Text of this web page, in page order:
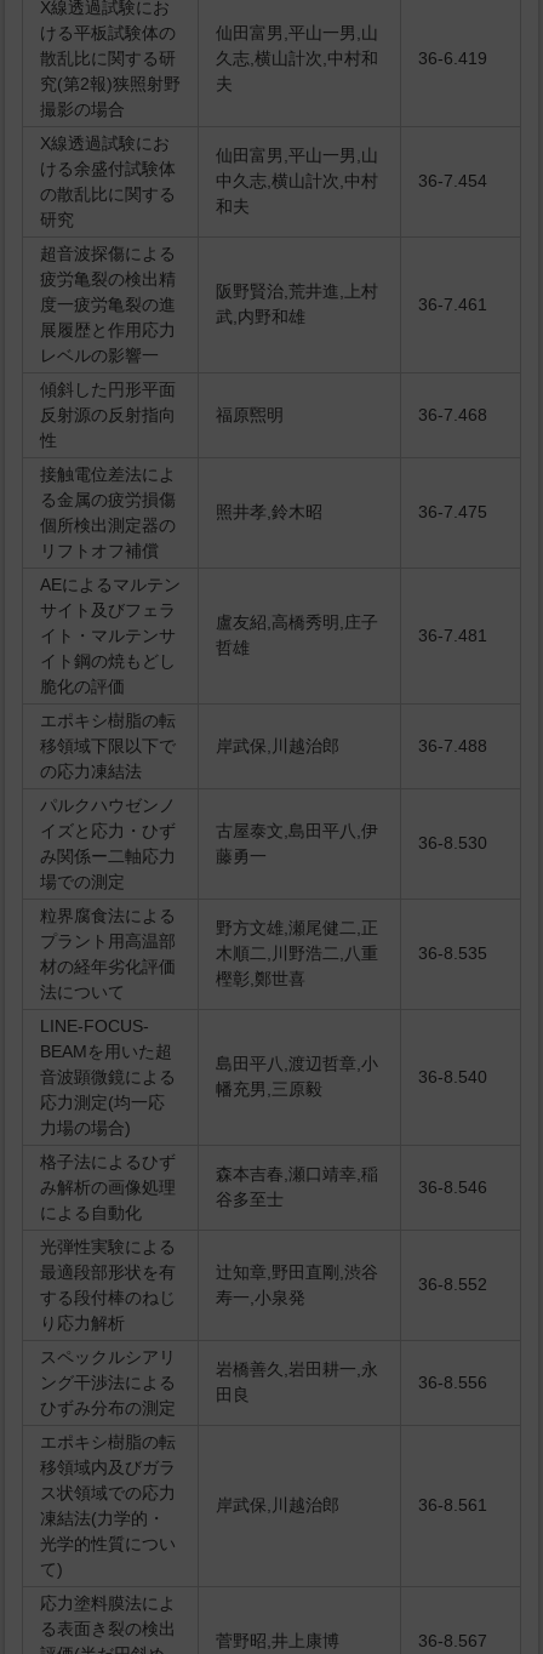
X線透過試験にお
ける平板試験体の
散乱比に関する研
究(第2報)狭照射野
撮影の場合
仙田富男,平山一男,山
久志,横山計次,中村和
夫
36-6.419
X線透過試験にお
ける余盛付試験体
の散乱比に関する
研究
仙田富男,平山一男,山
中久志,横山計次,中村
和夫
36-7.454
超音波探傷による
疲労亀裂の検出精
度一疲労亀裂の進
展履歴と作用応力
レベルの影響一
阪野賢治,荒井進,上村
武,内野和雄
36-7.461
傾斜した円形平面
反射源の反射指向
性
福原煕明 36-7.468
接触電位差法によ
る金属の疲労損傷
個所検出測定器の
リフトオフ補償
照井孝,鈴木昭 36-7.475
AEによるマルテン
サイト及びフェラ
イト・マルテンサ
イト鋼の焼もどし
脆化の評価
盧友紹,高橋秀明,庄子
哲雄
36-7.481
エポキシ樹脂の転
移領域下限以下で
の応力凍結法
岸武保,川越治郎 36-7.488
パルクハウゼンノ
イズと応力・ひず
み関係ー二軸応力
場での測定
古屋泰文,島田平八,伊
藤勇一
36-8.530
粒界腐食法による
プラント用高温部
材の経年劣化評価
法について
野方文雄,瀬尾健二,正
木順二,川野浩二,八重
樫彰,鄭世喜
36-8.535
LINE-FOCUS-
BEAMを用いた超
音波顕微鏡による
応力測定(均一応
力場の場合)
島田平八,渡辺哲章,小
幡充男,三原毅
36-8.540
格子法によるひず
み解析の画像処理
による自動化
森本吉春,瀬口靖幸,稲
谷多至士
36-8.546
光弾性実験による
最適段部形状を有
する段付棒のねじ
り応力解析
辻知章,野田直剛,渋谷
寿一,小泉発
36-8.552
スペックルシアリ
ング干渉法による
ひずみ分布の測定
岩橋善久,岩田耕一,永
田良
36-8.556
エポキシ樹脂の転
移領域内及びガラ
ス状領域での応力
凍結法(力学的・
光学的性質につい
て)
岸武保,川越治郎 36-8.561
応力塗料膜法によ
る表面き裂の検出
菅野昭,井上康博 36-8.567